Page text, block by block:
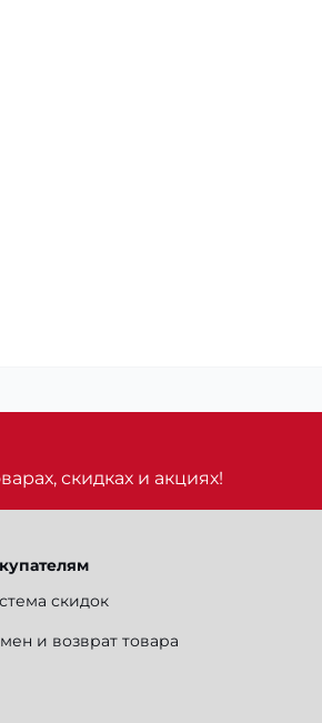
скидках и акциях!
скидок
и возврат товара